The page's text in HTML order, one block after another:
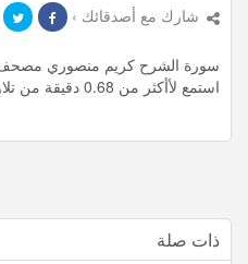
شارك مع أصدقائك ›
استمع لأأكثر من 0.68 دقيقة من تلاوات المميزة مجانا.
ذات صلة